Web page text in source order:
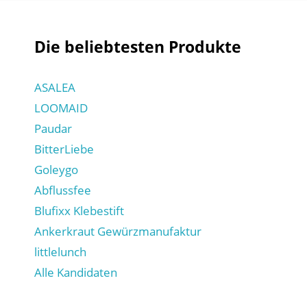
Die beliebtesten Produkte
ASALEA
LOOMAID
Paudar
BitterLiebe
Goleygo
Abflussfee
Blufixx Klebestift
Ankerkraut Gewürzmanufaktur
littlelunch
Alle Kandidaten